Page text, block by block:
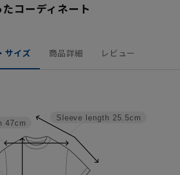
コーディネート
サイズ 商品詳細 レビュー
Sleeve length 25.5cm
47cm